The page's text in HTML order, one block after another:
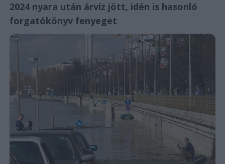
2024 nyara után árvíz jött, idén is hasonló
forgatókönyv fenyeget